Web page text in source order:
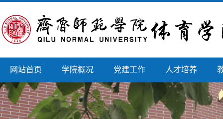
网站首页 学院概况 党建工作 人才培养